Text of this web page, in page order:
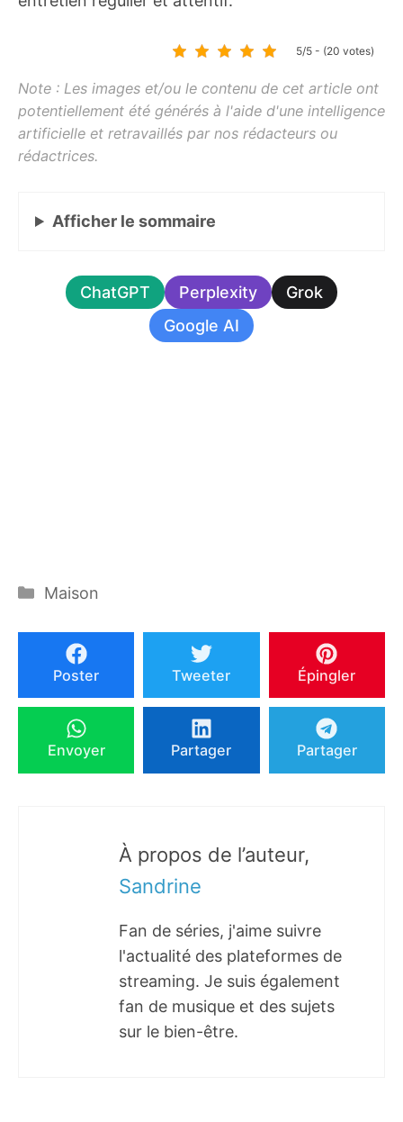
5/5 - (20 votes)
Afficher le sommaire
ChatGPT Perplexity
Grok
Google AI
Catégories
Maison
Poster Tweeter Épingler
Envoyer Partager Partager
À propos de l’auteur,
Sandrine
Fan de séries, j'aime suivre
l'actualité des plateformes de
streaming. Je suis également
fan de musique et des sujets
sur le bien-être.